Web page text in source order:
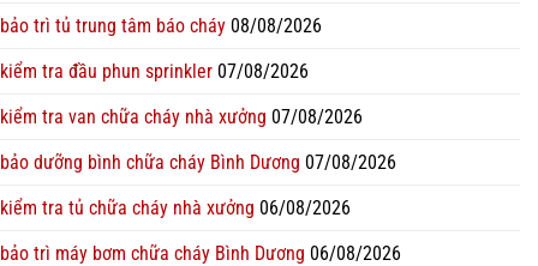
bảo trì tủ trung tâm báo cháy 08/08/2026
kiểm tra đầu phun sprinkler 07/08/2026
kiểm tra van chữa cháy nhà xưởng 07/08/2026
bảo dưỡng bình chữa cháy Bình Dương 07/08/2026
kiểm tra tủ chữa cháy nhà xưởng 06/08/2026
bảo trì máy bơm chữa cháy Bình Dương 06/08/2026